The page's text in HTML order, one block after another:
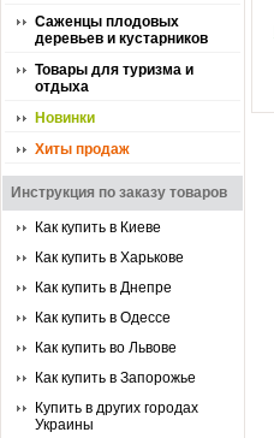
Саженцы плодовых
деревьев и кустарников
Товары для туризма и
отдыха
Новинки
Хиты продаж
Инструкция по заказу товаров
Как купить в Киеве
Как купить в Харькове
Как купить в Днепре
Как купить в Одессе
Как купить во Львове
Как купить в Запорожье
Купить в других городах
Украины